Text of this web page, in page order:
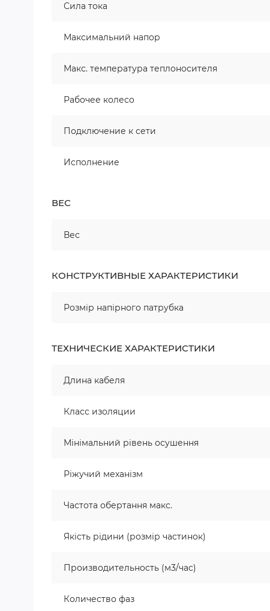
Сила тока
Максимальний напор
Макс. температура теплоносителя
Рабочее колесо
Подключение к сети
Исполнение
ВЕС
Вес
КОНСТРУКТИВНЫЕ ХАРАКТЕРИСТИКИ
Розмір напірного патрубка
ТЕХНИЧЕСКИЕ ХАРАКТЕРИСТИКИ
Длина кабеля
Класс изоляции
Мінімальний рівень осушення
Ріжучий механізм
Частота обертання макс.
Якість рідини (розмір частинок)
Производительность (м3/час)
Количество фаз